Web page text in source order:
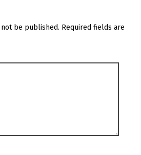
be published. Required fields are